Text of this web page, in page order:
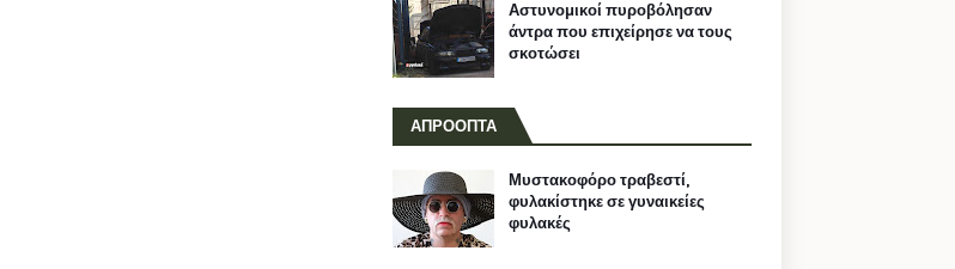
Αστυνομικοί πυροβόλησαν
άντρα που επιχείρησε να τους
σκοτώσει
ΑΠΡΟΟΠΤΑ
Μυστακοφόρο τραβεστί,
φυλακίστηκε σε γυναικείες
φυλακές